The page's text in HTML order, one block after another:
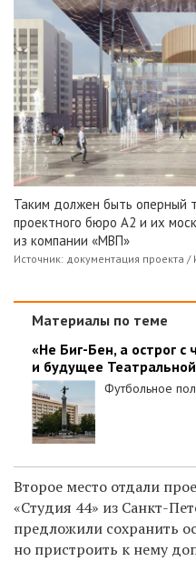
Таким должен быть оперный
проектного бюро А2 и их
из компании «МВП»
Источник: документация проекта
Материалы по теме
«Не Биг-Бен, а острог с
и будущее
Футбольное
Второе место отдали
«Студия 44» из Санкт-
предложили сохранить
но пристроить к нему